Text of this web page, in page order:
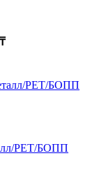
PET/БОПП